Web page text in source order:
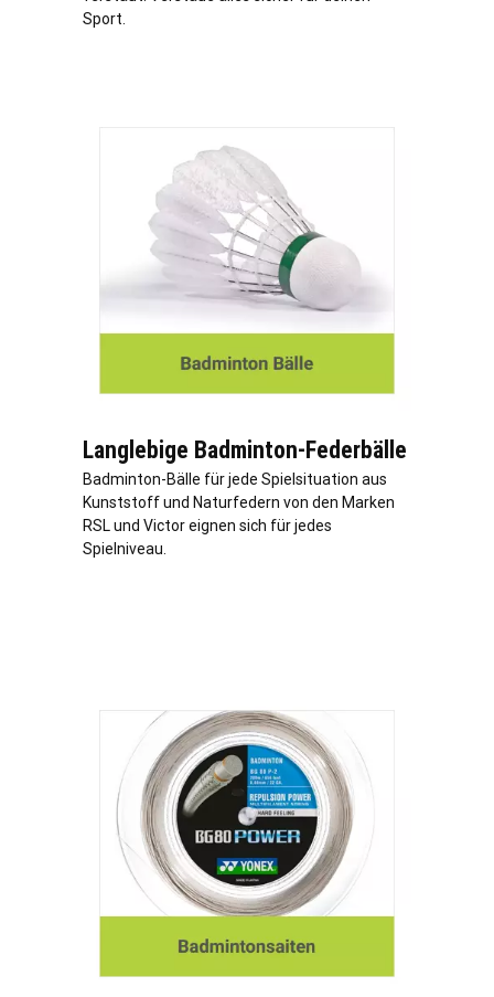
Sport.
Langlebige Badminton-Federbälle
Badminton-Bälle für jede Spielsituation aus
Kunststoff und Naturfedern von den Marken
RSL und Victor eignen sich für jedes
Spielniveau.